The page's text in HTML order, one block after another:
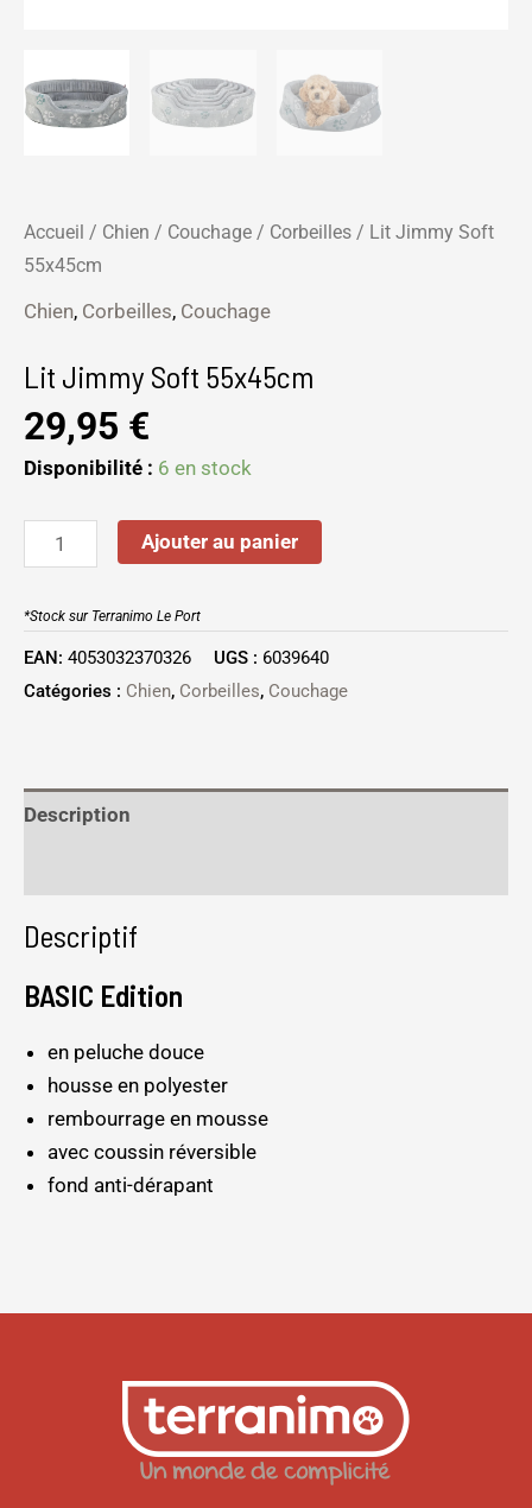
Accueil / Chien / Couchage / Corbeilles / Lit Jimmy Soft
55x45cm
Chien, Corbeilles, Couchage
Lit Jimmy Soft 55x45cm
29,95 €
Disponibilité : 6 en stock
Ajouter au panier
*Stock sur Terranimo Le Port
EAN: 4053032370326 UGS : 6039640
Catégories : Chien, Corbeilles, Couchage
Description
Descriptif
BASIC Edition
en peluche douce
housse en polyester
rembourrage en mousse
avec coussin réversible
fond anti-dérapant